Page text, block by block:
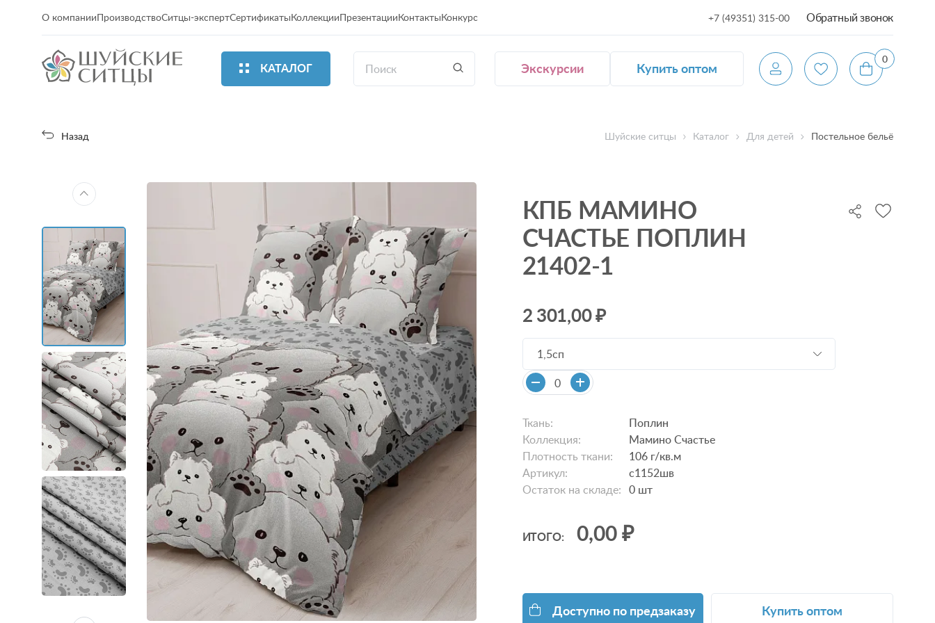
О компанииПроизводствоСитцы-экспертСертификатыКоллекцииПрезентацииКонтактыКонкурс +7 (49351) 315-00 Обратный звонок
КАТАЛОГ Экскурсии Купить оптом
0
Назад Шуйские ситцы Каталог Для детей Постельное бельё
КПБ МАМИНО
СЧАСТЬЕ ПОПЛИН
21402-1
2 301,00 ₽
1,5сп
Ткань:
Поплин
Коллекция:
Мамино Счастье
Плотность ткани:
106 г/кв.м
Артикул:
с1152шв
Остаток на складе: 0 шт
ИТОГО: 0,00 ₽
Доступно по предзаказу Купить оптом